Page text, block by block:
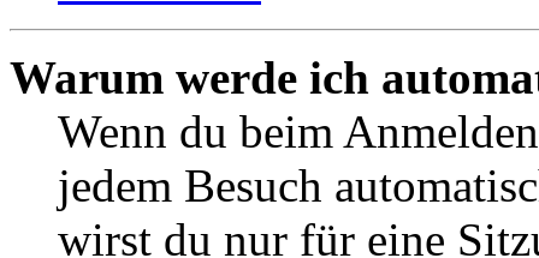
Warum werde ich
Wenn du beim
jedem Besuch
wirst du nur für eine